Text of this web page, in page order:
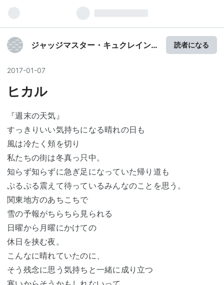
ジャッジマスター・キュクレイン
読者になる
2017-01-07
ヒカル
『週末の天気』
すっきりいい気持ちになる晴れの日も
風は冷たく頬を切り
私たちの街は冬真っ只中。
知らず知らずに急ぎ足になっていた帰り道も
ぷるぷる震えて待っているみんなのことを思う。
関東地方のあちこちで
雪の予報がちらちら見られる
日曜から月曜にかけての
休日を挟む夜。
こんなに晴れていたのに、
そう残念に思う気持ちと一緒に成り立つ